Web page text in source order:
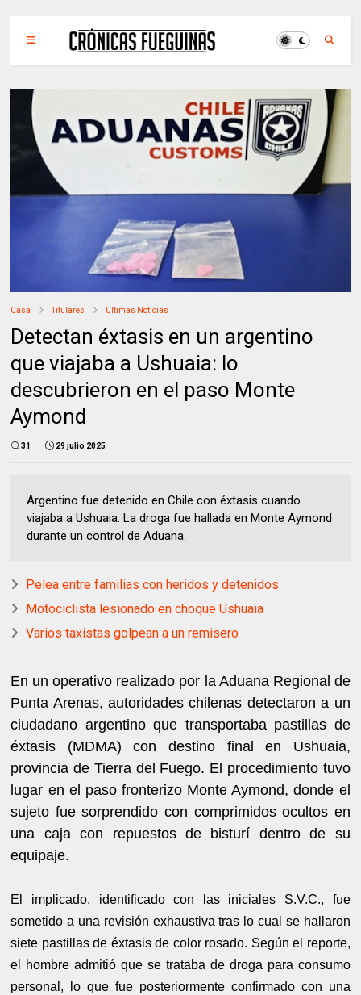
Casa Titulares Ultimas Noticias
Detectan éxtasis en un argentino
que viajaba a Ushuaia: lo
descubrieron en el paso Monte
Aymond
31 29 julio 2025
Argentino fue detenido en Chile con éxtasis cuando
viajaba a Ushuaia. La droga fue hallada en Monte Aymond
durante un control de Aduana.
Pelea entre familias con heridos y detenidos
Motociclista lesionado en choque Ushuaia
Varios taxistas golpean a un remisero
En un operativo realizado por la Aduana Regional de
Punta Arenas, autoridades chilenas detectaron a un
ciudadano argentino que transportaba pastillas de
éxtasis (MDMA) con destino final en Ushuaia,
provincia de Tierra del Fuego. El procedimiento tuvo
lugar en el paso fronterizo Monte Aymond, donde el
sujeto fue sorprendido con comprimidos ocultos en
una caja con repuestos de bisturí dentro de su
equipaje.
El implicado, identificado con las iniciales S.V.C., fue
sometido a una revisión exhaustiva tras lo cual se hallaron
siete pastillas de éxtasis de color rosado. Según el reporte,
el hombre admitió que se trataba de droga para consumo
personal, lo que fue posteriormente confirmado con una